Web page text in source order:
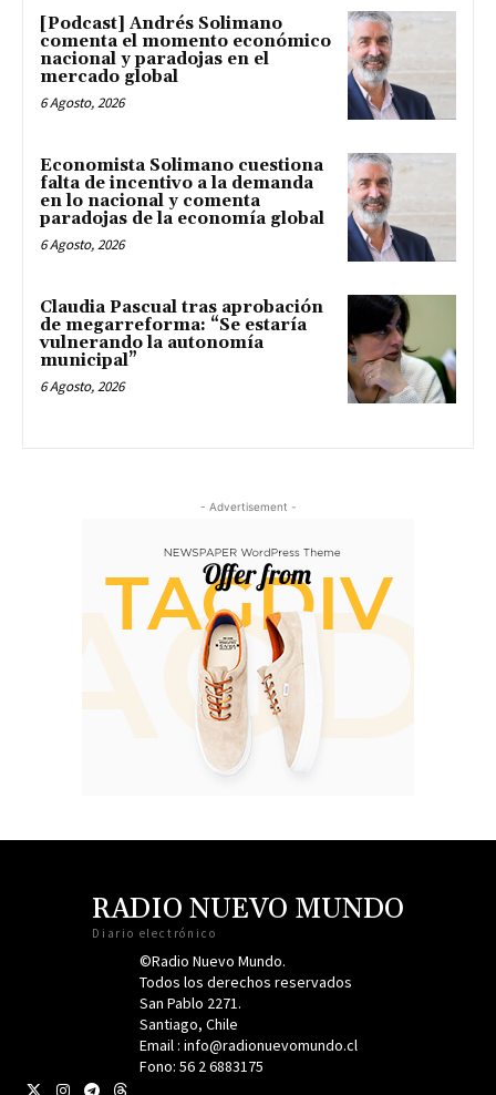
[Podcast] Andrés Solimano
comenta el momento económico
nacional y paradojas en el
mercado global
6 Agosto, 2026
Economista Solimano cuestiona
falta de incentivo a la demanda
en lo nacional y comenta
paradojas de la economía global
6 Agosto, 2026
Claudia Pascual tras aprobación
de megarreforma: “Se estaría
vulnerando la autonomía
municipal”
6 Agosto, 2026
- Advertisement -
RADIO NUEVO MUNDO
Diario electrónico
©Radio Nuevo Mundo.
Todos los derechos reservados
San Pablo 2271.
Santiago, Chile
Email : info@radionuevomundo.cl
Fono: 56 2 6883175